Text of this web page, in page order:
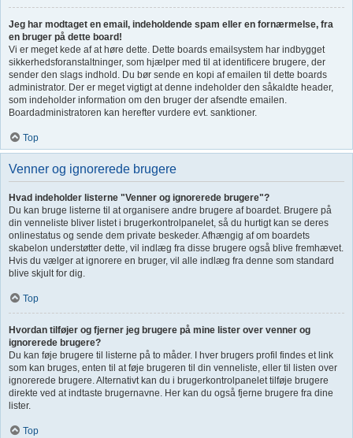
Jeg har modtaget en email, indeholdende spam eller en fornærmelse, fra
en bruger på dette board!
Vi er meget kede af at høre dette. Dette boards emailsystem har indbygget
sikkerhedsforanstaltninger, som hjælper med til at identificere brugere, der
sender den slags indhold. Du bør sende en kopi af emailen til dette boards
administrator. Der er meget vigtigt at denne indeholder den såkaldte header,
som indeholder information om den bruger der afsendte emailen.
Boardadministratoren kan herefter vurdere evt. sanktioner.
Top
Venner og ignorerede brugere
Hvad indeholder listerne "Venner og ignorerede brugere"?
Du kan bruge listerne til at organisere andre brugere af boardet. Brugere på
din venneliste bliver listet i brugerkontrolpanelet, så du hurtigt kan se deres
onlinestatus og sende dem private beskeder. Afhængig af om boardets
skabelon understøtter dette, vil indlæg fra disse brugere også blive fremhævet.
Hvis du vælger at ignorere en bruger, vil alle indlæg fra denne som standard
blive skjult for dig.
Top
Hvordan tilføjer og fjerner jeg brugere på mine lister over venner og
ignorerede brugere?
Du kan føje brugere til listerne på to måder. I hver brugers profil findes et link
som kan bruges, enten til at føje brugeren til din venneliste, eller til listen over
ignorerede brugere. Alternativt kan du i brugerkontrolpanelet tilføje brugere
direkte ved at indtaste brugernavne. Her kan du også fjerne brugere fra dine
lister.
Top